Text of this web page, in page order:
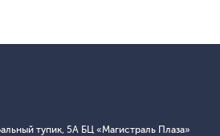
тупик, 5А БЦ «Магистраль Плаза»